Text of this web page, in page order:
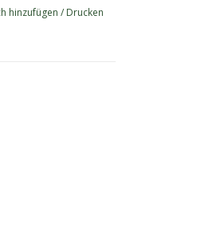
hinzufügen / Drucken